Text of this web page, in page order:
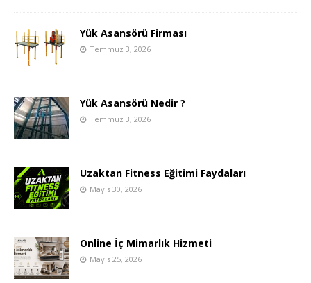
Yük Asansörü Firması
Temmuz 3, 2026
Yük Asansörü Nedir ?
Temmuz 3, 2026
Uzaktan Fitness Eğitimi Faydaları
Mayıs 30, 2026
Online İç Mimarlık Hizmeti
Mayıs 25, 2026